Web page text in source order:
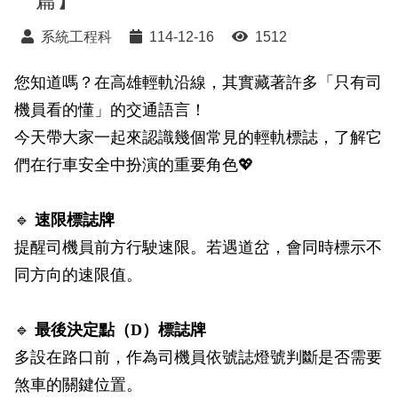
路網簡介
路網規劃
未來發展
規劃中
捷運紫線
前鎮漁港聯外軌道
興建中
各線計畫進度
岡山路竹延伸線(第二A階段)
岡山路竹延伸線(第二B階段)
捷運黃線
小港林園線
已通車
捷運紅/橘線
岡山路竹延伸線(第一階段)
環狀輕軌
公聽會與說明會
政府資訊公開
生態檢核專區
性別主流化專區
政風園地
Open Data
打詐儀錶板
局長信箱
禁限建專區
增額容積申請
檔案應用專區
常見問答
相關連結
雙語詞彙
交流互動
照片集錦
影音專區
特色車站
輕軌知識站
輕軌簡介
輕軌與傳統火車
無架空線
關於我們
首長簡介
局徽
本局沿革
組織職掌
服務電話
網站導覽
English
系統工程科 114-12-16 1512
您知道嗎？在高雄輕軌沿線，其實藏著許多「只有司
機員看的懂」的交通語言！
今天帶大家一起來認識幾個常見的輕軌標誌，了解它
們在行車安全中扮演的重要角色💖
🔹 速限標誌牌
提醒司機員前方行駛速限。若遇道岔，會同時標示不
同方向的速限值。
🔹 最後決定點（D）標誌牌
多設在路口前，作為司機員依號誌燈號判斷是否需要
煞車的關鍵位置。